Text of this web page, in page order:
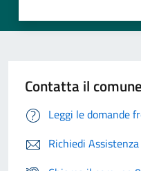
Contatta il comune
Leggi le domande
Richiedi Assistenza